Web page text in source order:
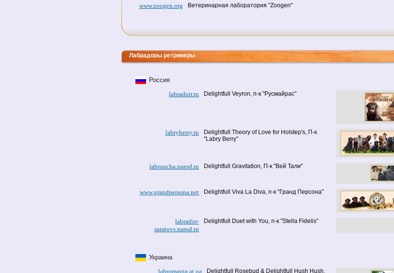
www.zoogen.org
Ветеринарная лаборатория "Zoogen"
Лабрадоры ретриверы
Россия
labradorr.ru
Delightfull Veyron, п-к "Русмайрас"
labryberry.ru
Delightfull Theory of Love for Holstep's, П-к
"Labry Berry"
labroucha.narod.ru Delightfull Gravitation, П-к "Вей Тали"
www.grandpersona.net Delightfull Viva La Diva, п-к "Гранд Персона"
labrador-
saratovs.narod.ru
Delightfull Duet with You, п-к "Stella Fidelis"
Украина
labromania.at.ua
Delightfull Rosebud & Delightfull Hush Hush,